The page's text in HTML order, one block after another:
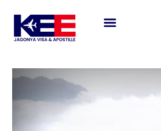
content